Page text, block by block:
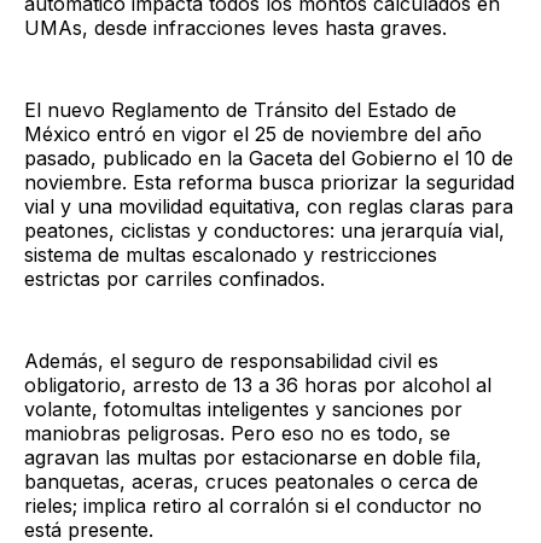
UMAs, desde infracciones leves hasta graves.
El nuevo Reglamento de Tránsito del Estado de
México entró en vigor el 25 de noviembre del año
pasado, publicado en la Gaceta del Gobierno el 10 de
noviembre. Esta reforma busca priorizar la seguridad
vial y una movilidad equitativa, con reglas claras para
peatones, ciclistas y conductores: una jerarquía vial,
sistema de multas escalonado y restricciones
estrictas por carriles confinados.
Además, el seguro de responsabilidad civil es
obligatorio, arresto de 13 a 36 horas por alcohol al
volante, fotomultas inteligentes y sanciones por
maniobras peligrosas. Pero eso no es todo, se
agravan las multas por estacionarse en doble fila,
banquetas, aceras, cruces peatonales o cerca de
rieles; implica retiro al corralón si el conductor no
está presente.